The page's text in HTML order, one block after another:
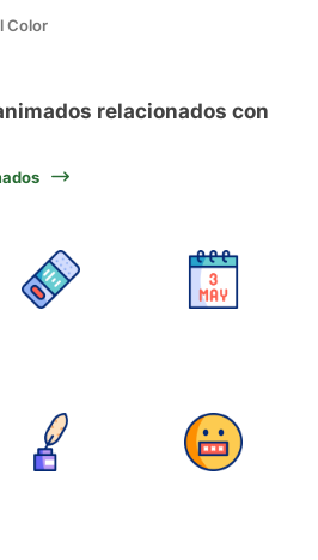
Color
relacionados con